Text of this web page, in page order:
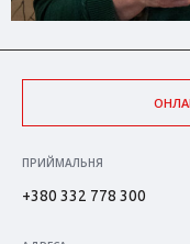
ПРИЙМАЛЬНЯ
+380 332 778 300